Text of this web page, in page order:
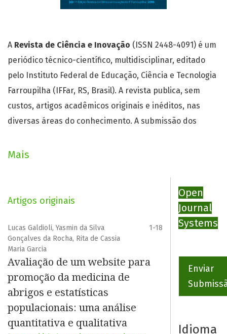
A Revista de Ciência e Inovação (ISSN 2448-4091) é um
periódico técnico-científico, multidisciplinar, editado
pelo Instituto Federal de Educação, Ciência e Tecnologia
Farroupilha (IFFar, RS, Brasil). A revista publica, sem
custos, artigos acadêmicos originais e inéditos, nas
diversas áreas do conhecimento. A submissão dos
Journal Systems
acesso aberto,online e gratuito a todo o seu conteúdo.
Mais
Artigos originais
Lucas Galdioli, Yasmin da Silva
Gonçalves da Rocha, Rita de Cassia
Maria Garcia
1-18
Avaliação de um website para
promoção da medicina de
abrigos e estatísticas
populacionais: uma análise
quantitativa e qualitativa
Open
Journal
Systems
Enviar
Idioma